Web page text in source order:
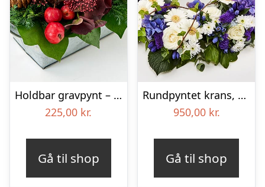
Holdbar gravpynt – Blomster til begravelse
225,00 kr.
Gå til shop
Rundpyntet krans, blå og hvid – Blomster til begravelse
950,00 kr.
Gå til shop